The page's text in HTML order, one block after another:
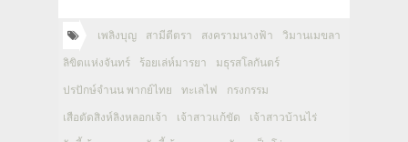
เพลิงบุญ สามีตีตรา สงครามนางฟ้า วิมานเมขลา
ลิขิตแห่งจันทร์ ร้อยเล่ห์มารยา มธุรสโลกันตร์
ปรปักษ์จำนน พากย์ไทย ทะเลไฟ กรงกรรม
เสือตัดสิงห์ลิงหลอกเจ้า เจ้าสาวแก้ขัด เจ้าสาวบ้านไร่